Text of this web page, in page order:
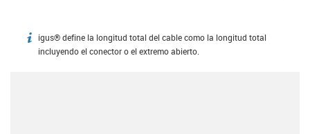
igus-icon-info
igus® define la longitud total del cable como la longitud total
incluyendo el conector o el extremo abierto.